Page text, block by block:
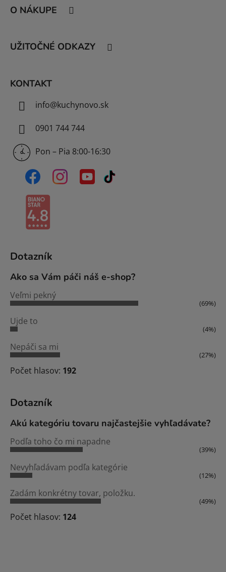
O NÁKUPE
UŽITOČNÉ ODKAZY
KONTAKT
info@kuchynovo.sk
0901 744 744
Pon – Pia 8:00-16:30
Dotazník
Ako sa Vám páči náš e-shop?
Veľmi pekný
(69%)
Ujde to
(4%)
Nepáči sa mi
(27%)
Počet hlasov: 192
Dotazník
Akú kategóriu tovaru najčastejšie vyhľadávate?
Podľa toho čo mi napadne
(39%)
Nevyhľadávam podľa kategórie
(12%)
Zadám konkrétny tovar, položku.
(49%)
Počet hlasov: 124